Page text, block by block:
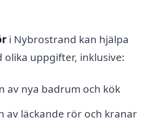
i Nybrostrand kan hjälpa
olika uppgifter, inklusive:
av nya badrum och kök
av läckande rör och kranar